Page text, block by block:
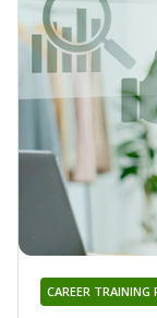
CAREER TRAINING